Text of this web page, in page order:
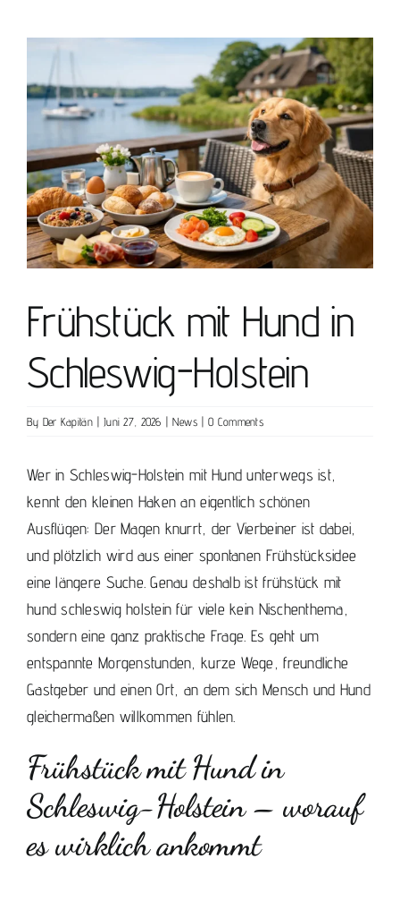
View
Larger
Image
Frühstück mit Hund in
Schleswig-Holstein
By Der Kapitän | Juni 27, 2026 | News | 0 Comments
Wer in Schleswig-Holstein mit Hund unterwegs ist,
kennt den kleinen Haken an eigentlich schönen
Ausflügen: Der Magen knurrt, der Vierbeiner ist dabei,
und plötzlich wird aus einer spontanen Frühstücksidee
eine längere Suche. Genau deshalb ist frühstück mit
hund schleswig holstein für viele kein Nischenthema,
sondern eine ganz praktische Frage. Es geht um
entspannte Morgenstunden, kurze Wege, freundliche
Gastgeber und einen Ort, an dem sich Mensch und Hund
gleichermaßen willkommen fühlen.
Frühstück mit Hund in
Schleswig-Holstein – worauf
es wirklich ankommt